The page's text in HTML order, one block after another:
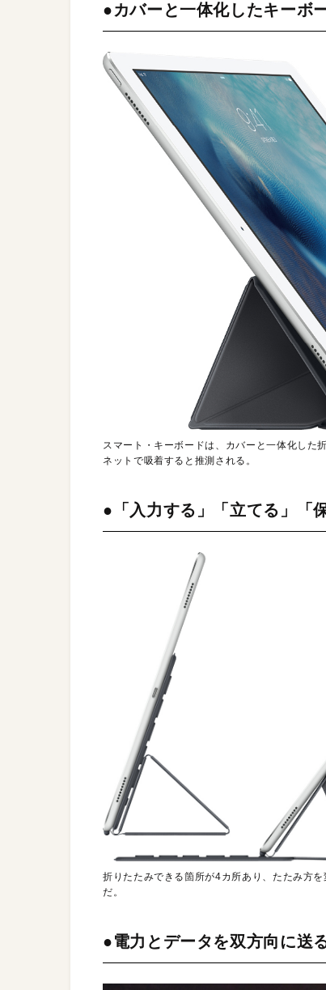
●カバーと一体化したキーボ
スマート・キーボードは、カバーと一体化した
ネットで吸着すると推測される。
●「入力する」「立てる」「
折りたたみできる箇所が4カ所あり、たたみ方
だ。
●電力とデータを双方向に送